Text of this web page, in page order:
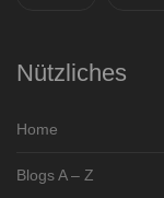
Nützliches
Home
Blogs A – Z